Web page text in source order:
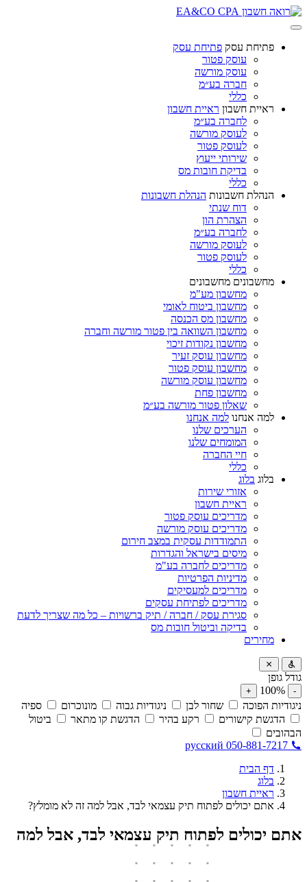
פתיחת עסק פתיחת עסק
עוסק פטור
עוסק מורשה
חברה בע״מ
כללי
ראיית חשבון ראיית חשבון
לחברה בע״מ
לעוסק מורשה
לעוסק פטור
שירותי ייעוץ
בדיקת חובות מס
כללי
הנהלת חשבונות הנהלת חשבונות
דוח שנתי
הצהרת הון
לחברה בע״מ
לעוסק מורשה
לעוסק פטור
כללי
מחשבונים מחשבונים
מחשבון מע"מ
מחשבון ביטוח לאומי
מחשבון מס הכנסה
מחשבון השוואה בין פטור מורשה וחברה
מחשבון נקודות זיכוי
מחשבון עוסק זעיר
מחשבון עוסק פטור
מחשבון עוסק מורשה
מחשבון פחת
שאלון פטור מורשה בע״מ
למה אנחנו למה אנחנו
הערכים שלנו
המומחים שלנו
חיי החברה
כללי
בלוג בלוג
אזורי שירות
ראיית חשבון
מדריכים עוסק פטור
מדריכים עוסק מורשה
התמודדות עסקית במצב חירום
מיסים בישראל והגדרות
מדריכים לחברה בע"מ
מדיניות הפרטיות
מדריכים למעסיקים
מדריכים לפתיחת עסקים
סגירת עסק / חברה / תיק ברשויות – כל מה שצריך לדעת
בדיקה וביטול חובות מס
מחירים
גודל גופן
-
100%
+
ניגודיות הפוכה שחור לבן ניגודיות גבוה מונוכרום
ספיה
הדגשת קישורים
רקע בהיר הדגשת קו מתאר
ביטול
הבהובים
русский 050-881-7217
דף הבית
בלוג
ראיית חשבון
אתם יכולים לפתוח תיק עצמאי לבד, אבל למה זה לא מומלץ?
אתם יכולים לפתוח תיק עצמאי לבד, אבל למה